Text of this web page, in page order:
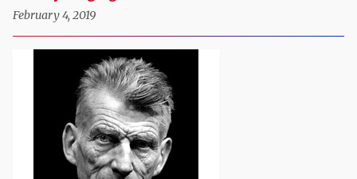
February 4, 2019